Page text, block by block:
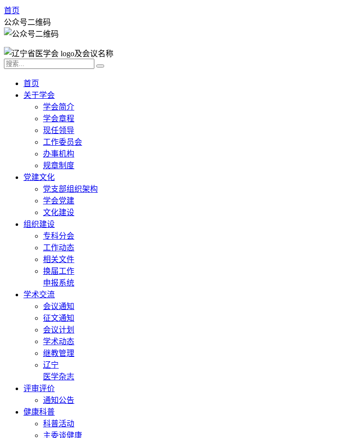
首页
公众号二维码
首页
关于学会
学会简介
学会章程
现任领导
工作委员会
办事机构
规章制度
党建文化
党支部组织架构
学会党建
文化建设
组织建设
专科分会
工作动态
相关文件
换届工作
申报系统
学术交流
会议通知
征文通知
会议计划
学术动态
继教管理
辽宁
医学杂志
评审评价
通知公告
健康科普
科普活动
主委谈健康